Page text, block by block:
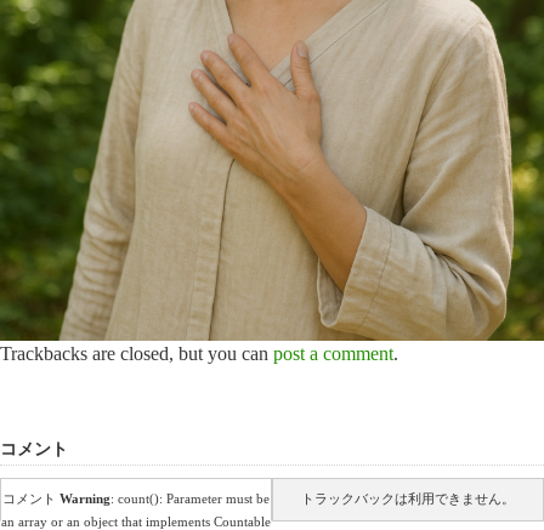
Trackbacks are closed, but you can post a comment.
コメント
コメント Warning: count(): Parameter must be
an array or an object that implements Countable
トラックバックは利用できません。